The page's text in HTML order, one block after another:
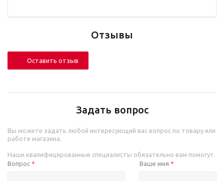
Отзывы
Оставить отзыв
Задать вопрос
Вы можете задать любой интересующий вас вопрос по товару или
работе магазина.
Наши квалифицированные специалисты обязательно вам помогут.
Вопрос * Ваше имя *